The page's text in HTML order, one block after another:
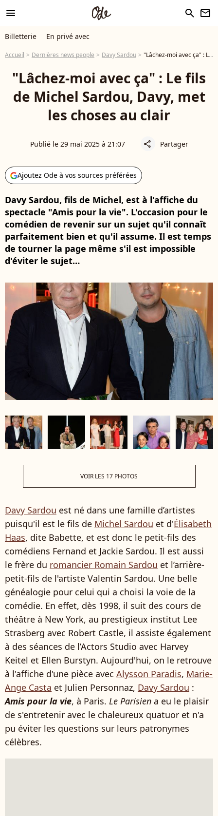
menu search newsletter
Billetterie En privé avec
Accueil Dernières news people Davy Sardou "Lâchez-moi avec ça" : Le fils de Michel Sardou, Davy, met les choses au clair
"Lâchez-moi avec ça" : Le fils
de Michel Sardou, Davy, met
les choses au clair
Publié le 29 mai 2025 à 21:07 share Partager
Ajoutez Ode à vos sources préférées
Davy Sardou, fils de Michel, est à l'affiche du
spectacle "Amis pour la vie". L'occasion pour le
comédien de revenir sur un sujet qu'il connaît
parfaitement bien et qu'il assume. Il est temps
de tourner la page même s'il est impossible
d'éviter le sujet…
VOIR LES 17 PHOTOS
Davy Sardou est né dans une famille d’artistes
puisqu'il est le fils de Michel Sardou et d'Élisabeth
Haas, dite Babette, et est donc le petit-fils des
comédiens Fernand et Jackie Sardou. Il est aussi
le frère du romancier Romain Sardou et l’arrière-
petit-fils de l'artiste Valentin Sardou. Une belle
généalogie pour celui qui a choisi la voie de la
comédie. En effet, dès 1998, il suit des cours de
théâtre à New York, au prestigieux institut Lee
Strasberg avec Robert Castle, il assiste également
à des séances de l’Actors Studio avec Harvey
Keitel et Ellen Burstyn. Aujourd'hui, on le retrouve
à l'affiche d'une pièce avec Alysson Paradis, Marie-
Ange Casta et Julien Personnaz, Davy Sardou :
Amis pour la vie, à Paris. Le Parisien a eu le plaisir
de s'entretenir avec le chaleureux quatuor et n'a
pu éviter les questions sur leurs patronymes
célèbres.